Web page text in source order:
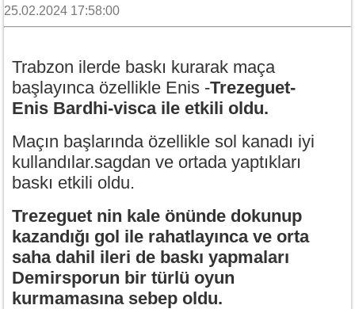
25.02.2024 17:58:00
Trabzon ilerde baskı kurarak maça
başlayınca özellikle Enis -Trezeguet-
Enis Bardhi-visca ile etkili oldu.
Maçın başlarında özellikle sol kanadı iyi
kullandılar.sagdan ve ortada yaptıkları
baskı etkili oldu.
Trezeguet nin kale önünde dokunup
kazandığı gol ile rahatlayınca ve orta
saha dahil ileri de baskı yapmaları
Demirsporun bir türlü oyun
kurmamasına sebep oldu.